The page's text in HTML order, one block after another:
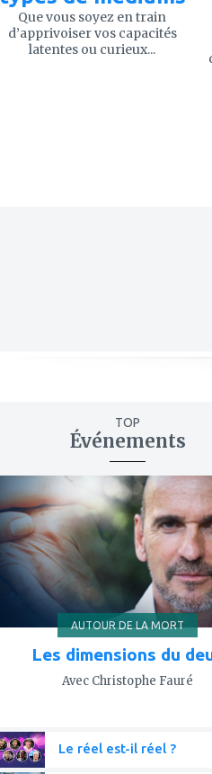
Que vous soyez en train
d’apprivoiser vos capacités
latentes ou curieux...
TOP
Événements
mes
favoris
AUTOUR DE LA MORT
Les dimensions du
Avec Christophe Fauré
Le réel est-il réel ?